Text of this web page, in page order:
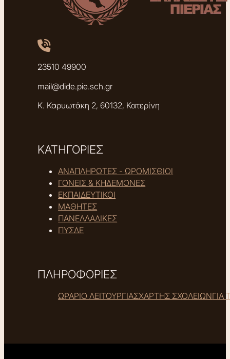
23510 49900
mail@dide.pie.sch.gr
Κ. Καρυωτάκη 2, 60132, Κατερίνη
ΚΑΤΗΓΟΡΙΕΣ
ΑΝΑΠΛΗΡΩΤΕΣ - ΩΡΟΜΙΣΘΙΟΙ
ΓΟΝΕΙΣ & ΚΗΔΕΜΟΝΕΣ
ΕΚΠΑΙΔΕΥΤΙΚΟΙ
ΜΑΘΗΤΕΣ
ΠΑΝΕΛΛΑΔΙΚΕΣ
ΠΥΣΔΕ
ΠΛΗΡΟΦΟΡΙΕΣ
ΩΡΑΡΙΟ ΛΕΙΤΟΥΡΓΙΑΣΧΑΡΤΗΣ ΣΧΟΛΕΙΩΝΓΙΑ